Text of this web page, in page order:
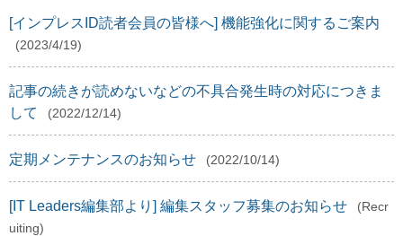
[インプレスID読者会員の皆様へ] 機能強化に関するご案内
(2023/4/19)
記事の続きが読めないなどの不具合発生時の対応につきま
して
(2022/12/14)
定期メンテナンスのお知らせ (2022/10/14)
[IT Leaders編集部より] 編集スタッフ募集のお知らせ
(Recr
uiting)